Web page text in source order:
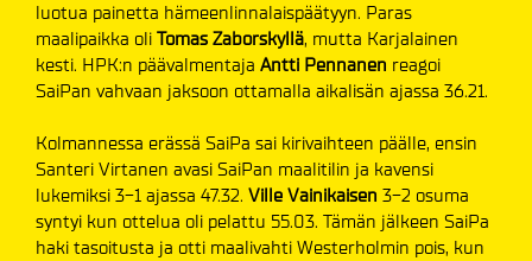
luotua painetta hämeenlinnalaispäätyyn. Paras
maalipaikka oli Tomas Zaborskyllä, mutta Karjalainen
kesti. HPK:n päävalmentaja Antti Pennanen reagoi
SaiPan vahvaan jaksoon ottamalla aikalisän ajassa 36.21.
Kolmannessa erässä SaiPa sai kirivaihteen päälle, ensin
Santeri Virtanen avasi SaiPan maalitilin ja kavensi
lukemiksi 3-1 ajassa 47.32. Ville Vainikaisen 3-2 osuma
syntyi kun ottelua oli pelattu 55.03. Tämän jälkeen SaiPa
haki tasoitusta ja otti maalivahti Westerholmin pois, kun